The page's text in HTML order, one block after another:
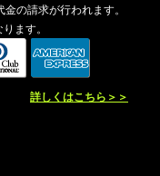
の請求が行われます。
ます。
詳しくはこちら＞＞